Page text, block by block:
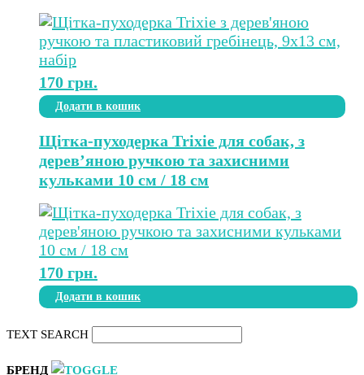
170 грн.
Додати в кошик
Щітка-пуходерка Trixie для собак, з
дерев’яною ручкою та захисними
кульками 10 см / 18 см
170 грн.
Додати в кошик
TEXT SEARCH
БРЕНД